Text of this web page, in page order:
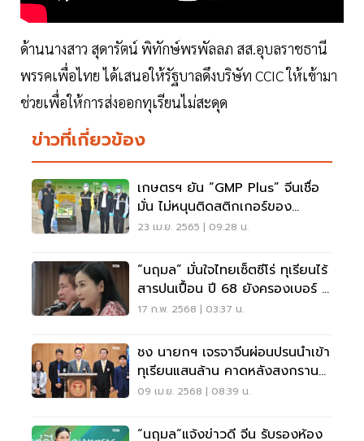
ด้านนางสาว สุดารัตน์ พิทักษ์พรพัลลภ สส.อุบลราชธานี
พรรคเพื่อไทย ได้เสนอให้รัฐบาลดึงบริษัท CCIC ให้เข้ามา
ช่วยเพื่อให้การส่งออกทุเรียนไม่สะดุด
ข่าวที่เกี่ยวข้อง
เกษตรฯ ยัน “GMP Plus” จีนเชื่อ
มั่น ไม่หนุนติดสติกเกอร์ของ
“CCIC” เพิ่มต้นทุน
23 เม.ย. 2565 | 09:28 น.
“นฤมล” มั่นใจไทยเซ็ตซีโร่ ทุเรียนไร้
สารปนเปื้อน ปี 68 ยังครองเบอร์ 1
ตลาดจีน
17 ก.พ. 2568 | 03:37 น.
ชง นายกฯ เจรจาจีนผ่อนปรนนำเข้า
ทุเรียนแสนล้าน คาดหลังสงกรานต์
ล้นตลาด
09 เม.ย. 2568 | 08:39 น.
“นฤมล“แจ้งข่าวดี จีน รับรองห้อง